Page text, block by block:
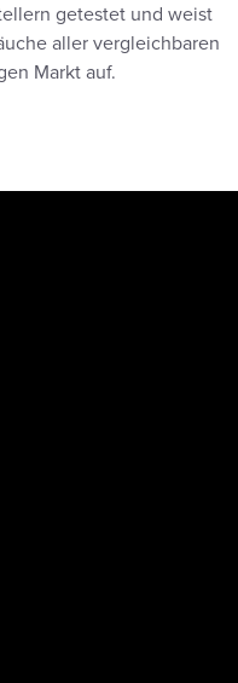
getestet und weist
aller vergleichbaren
Markt auf.